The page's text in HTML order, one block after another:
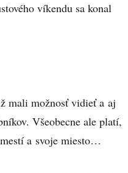
víkendu sa konal
mali možnosť vidieť a aj
Všeobecne ale platí,
a svoje miesto…